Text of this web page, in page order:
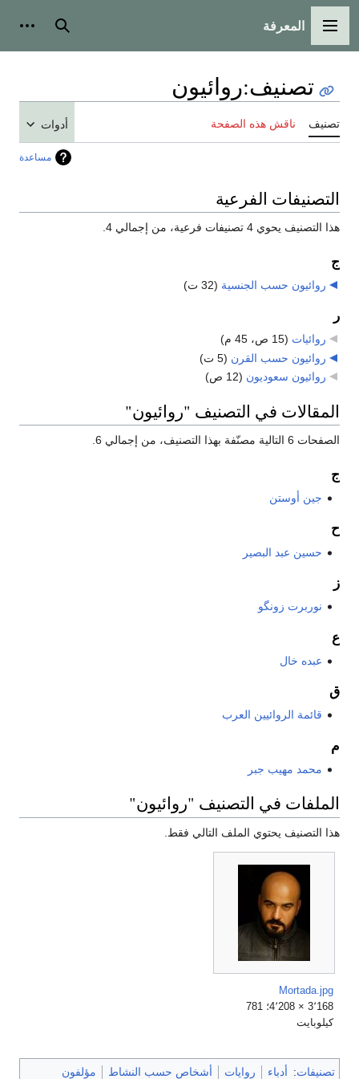
القائمة الرئيسية
المعرفة بحث
تصنيف:روائيون
تصنيف ناقش هذه الصفحة أدوات
مساعدة
التصنيفات الفرعية
هذا التصنيف يحوي 4 تصنيفات فرعية، من إجمالي 4.
ج
روائيون حسب الجنسية (32 ت)
ر
روائيات (15 ص، 45 م)
روائيون حسب القرن (5 ت)
روائيون سعوديون (12 ص)
المقالات في التصنيف "روائيون"
الصفحات 6 التالية مصنّفة بهذا التصنيف، من إجمالي 6.
ج
جين أوستن
ح
حسين عبد البصير
ز
نوربرت زونگو
ع
عبده خال
ق
قائمة الروائيين العرب
م
محمد مهيب جبر
الملفات في التصنيف "روائيون"
هذا التصنيف يحتوي الملف التالي فقط.
Mortada.jpg
3٬168 × 4٬208؛ 781
كيلوبايت
تصنيفات: أدباء روايات أشخاص حسب النشاط مؤلفون